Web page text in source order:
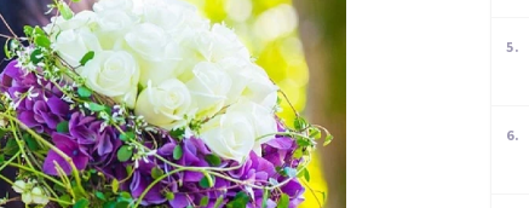
5.
6.